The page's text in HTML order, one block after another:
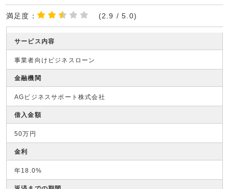
満足度： (2.9 / 5.0)
サービス内容
事業者向けビジネスローン
金融機関
AGビジネスサポート株式会社
借入金額
50万円
金利
年18.0%